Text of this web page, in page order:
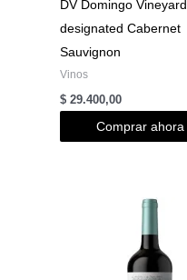
DV Domingo Vineyard
designated Cabernet
Sauvignon
Vinos
$ 29.400,00
Comprar ahora